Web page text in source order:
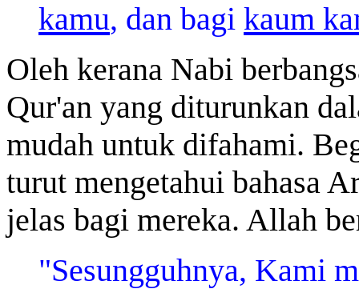
kamu, dan bagi kaum
Oleh kerana Nabi
Qur'an yang diturunkan
mudah untuk difahami.
turut mengetahui bahasa
jelas bagi mereka. Allah
"Sesungguhnya, Kami